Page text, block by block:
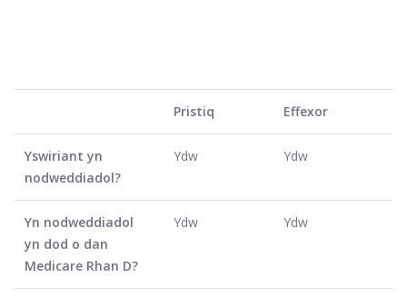
Pristiq Effexor
Yswiriant yn
nodweddiadol?
Ydw Ydw
Yn nodweddiadol
yn dod o dan
Medicare Rhan D?
Ydw Ydw